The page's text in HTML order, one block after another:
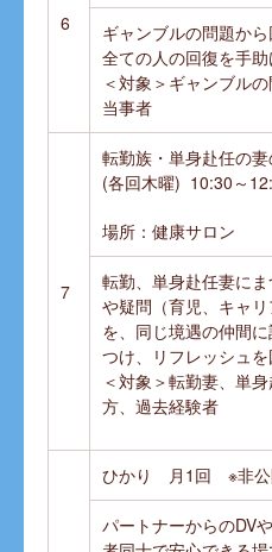
6
ギャンブルの問題か
全ての人の回復を手
＜対象＞ギャンブル
当事者
7
転勤族・単身赴任の
(各回木曜) 10:30～
場所：健康サロン
転勤、単身赴任妻に
や疑問（育児、キャリ
を、同じ境遇の仲間
つけ、リフレッシュを
＜対象＞転勤妻、単
方、過去経験者
ひかり 月1回 ※非公
パートナーからのDV